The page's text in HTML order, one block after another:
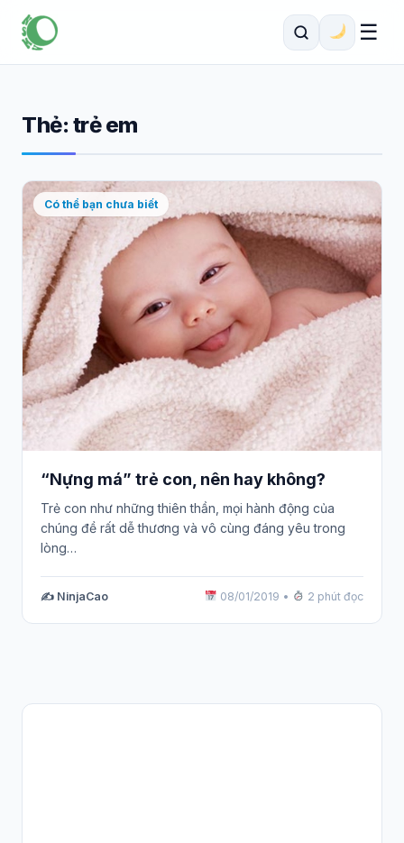
☰
Thẻ: trẻ em
Có thể bạn chưa biết
“Nựng má” trẻ con, nên hay không?
Trẻ con như những thiên thần, mọi hành động của
chúng đề rất dễ thương và vô cùng đáng yêu trong
lòng…
✍️ NinjaCao 08/01/2019 • 2 phút đọc